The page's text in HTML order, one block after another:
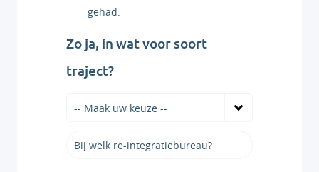
gehad.
Zo ja, in wat voor soort
traject?